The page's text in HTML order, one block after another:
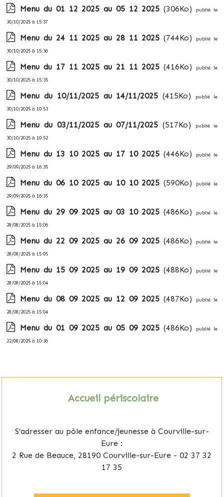
Menu du 01 12 2025 au 05 12 2025 (306Ko)
publié le
30/10/2025 à 15:37
Menu du 24 11 2025 au 28 11 2025 (744Ko)
publié le
30/10/2025 à 15:36
Menu du 17 11 2025 au 21 11 2025 (416Ko)
publié le
30/10/2025 à 15:35
Menu du 10/11/2025 au 14/11/2025 (415Ko)
publié le
30/10/2025 à 10:53
Menu du 03/11/2025 au 07/11/2025 (517Ko)
publié le
30/10/2025 à 10:52
Menu du 13 10 2025 au 17 10 2025 (446Ko)
publié le
29/09/2025 à 16:35
Menu du 06 10 2025 au 10 10 2025 (590Ko)
publié le
29/09/2025 à 16:35
Menu du 29 09 2025 au 03 10 2025 (486Ko)
publié le
28/08/2025 à 15:06
Menu du 22 09 2025 au 26 09 2025 (486Ko)
publié le
28/08/2025 à 15:05
Menu du 15 09 2025 au 19 09 2025 (488Ko)
publié le
28/08/2025 à 15:04
Menu du 08 09 2025 au 12 09 2025 (487Ko)
publié le
28/08/2025 à 15:04
Menu du 01 09 2025 au 05 09 2025 (486Ko)
publié le
22/08/2025 à 10:36
Accueil périscolaire
S’adresser au pôle enfance/jeunesse à Courville-sur-
Eure :
2 Rue de Beauce, 28190 Courville-sur-Eure - 02 37 32
17 35